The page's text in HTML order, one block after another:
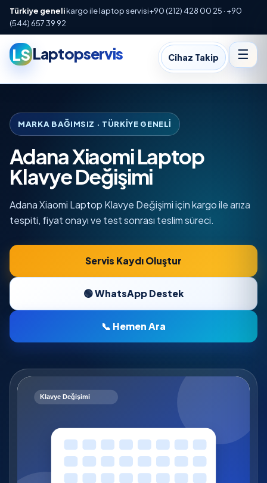
Türkiye genelikargo ile laptop servisi+90 (212) 428 00 25 · +90
(544) 657 39 92
LSLaptopservis Cihaz Takip ☰
MARKA BAĞIMSIZ · TÜRKIYE GENELI
Adana Xiaomi Laptop
Klavye Değişimi
Adana Xiaomi Laptop Klavye Değişimi için kargo ile arıza
tespiti, fiyat onayı ve test sonrası teslim süreci.
Servis Kaydı Oluştur
🟢 WhatsApp Destek
📞 Hemen Ara